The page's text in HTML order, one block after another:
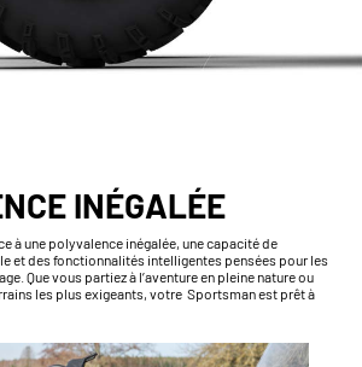
INÉGALÉE
à une polyvalence inégalée, une capacité de
et des fonctionnalités intelligentes pensées pour les
Que vous partiez à l’aventure en pleine nature ou
les plus exigeants, votre Sportsman est prêt à